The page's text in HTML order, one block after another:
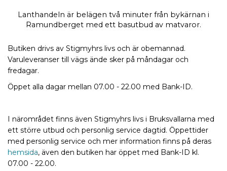
Lanthandeln är belägen två minuter från bykärnan i
Ramundberget med ett basutbud av matvaror.
Butiken drivs av Stigmyhrs livs och är obemannad.
Varuleveranser till vägs ände sker på måndagar och
fredagar.
Öppet alla dagar mellan 07.00 - 22.00 med Bank-ID.
I närområdet finns även Stigmyhrs livs i Bruksvallarna med
ett större utbud och personlig service dagtid. Öppettider
med personlig service och mer information finns på deras
hemsida, även den butiken har öppet med Bank-ID kl.
07.00 - 22.00.